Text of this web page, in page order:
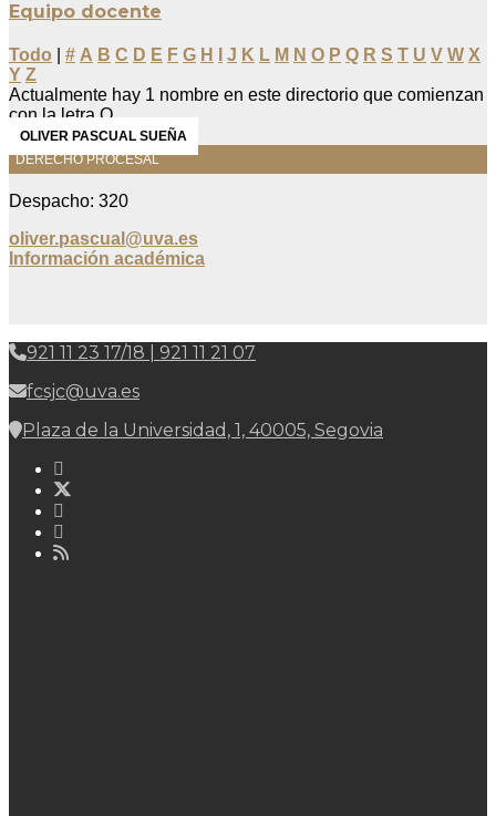
Equipo docente
Todo # A B C D E F G H J K L M N O P Q R S T U V W X
Y Z
Actualmente hay 1 nombre en este directorio que comienzan
con la letra O.
OLIVER PASCUAL SUEÑA
DERECHO PROCESAL
Despacho: 320
oliver.pascual@uva.es
Información académica
921 11 23 17/18 | 921 11 21 07
fcsjc@uva.es
Plaza de la Universidad, 1, 40005, Segovia